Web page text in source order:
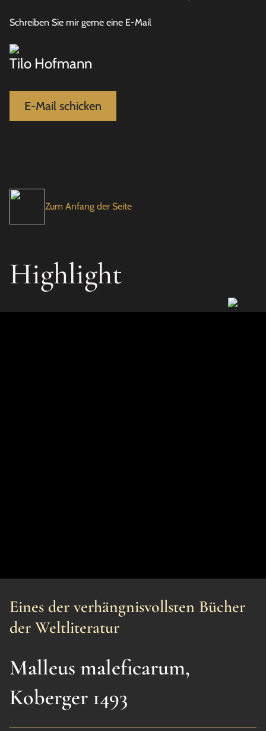
Schreiben Sie mir gerne eine E-Mail
Tilo Hofmann
E-Mail schicken
Zum Anfang der Seite
Highlight
Eines der verhängnisvollsten Bücher
der Weltliteratur
Malleus maleficarum,
Koberger 1493